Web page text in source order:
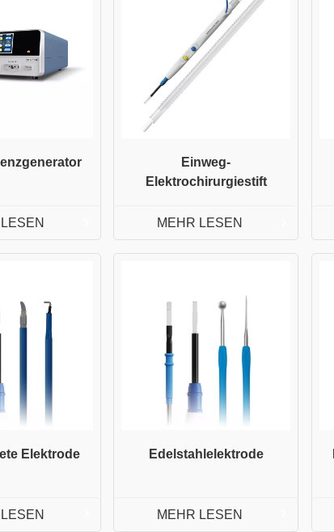
Einweg-
Elektrochirurgiestift
MEHR LESEN
Elektrode Edelstahlelektrode
MEHR LESEN